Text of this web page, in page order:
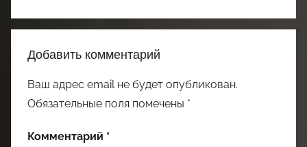
Добавить комментарий
Ваш адрес email не будет опубликован.
Обязательные поля помечены *
Комментарий *